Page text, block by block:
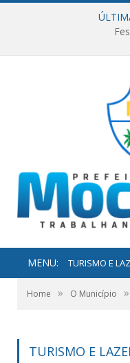
MENU: TURISMO E
Home » O Município »
TURISMO E